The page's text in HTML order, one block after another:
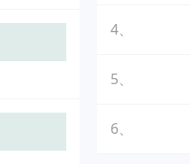
4、
5、
6、